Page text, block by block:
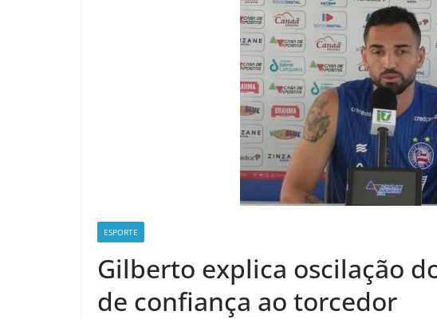
ESPORTE
Gilberto explica oscilação
de confiança ao torcedor